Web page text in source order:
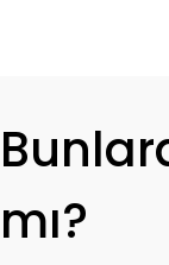
mı?